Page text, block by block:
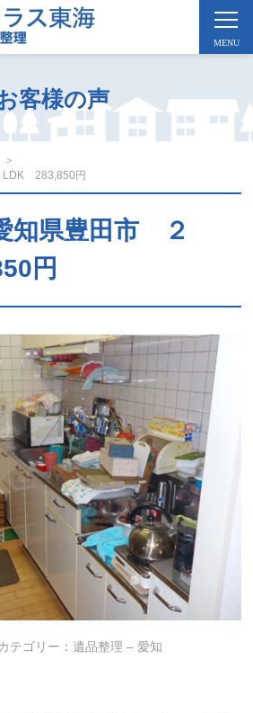
客様の声
283,850円
知県豊田市 ２
円
カテゴリー：遺品整理 – 愛知